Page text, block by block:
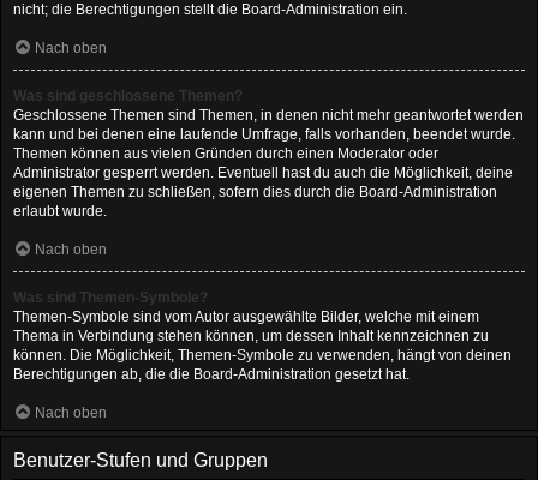
nicht; die Berechtigungen stellt die Board-Administration ein.
Nach oben
Was sind geschlossene Themen?
Geschlossene Themen sind Themen, in denen nicht mehr geantwortet werden
kann und bei denen eine laufende Umfrage, falls vorhanden, beendet wurde.
Themen können aus vielen Gründen durch einen Moderator oder
Administrator gesperrt werden. Eventuell hast du auch die Möglichkeit, deine
eigenen Themen zu schließen, sofern dies durch die Board-Administration
erlaubt wurde.
Nach oben
Was sind Themen-Symbole?
Themen-Symbole sind vom Autor ausgewählte Bilder, welche mit einem
Thema in Verbindung stehen können, um dessen Inhalt kennzeichnen zu
können. Die Möglichkeit, Themen-Symbole zu verwenden, hängt von deinen
Berechtigungen ab, die die Board-Administration gesetzt hat.
Nach oben
Benutzer-Stufen und Gruppen